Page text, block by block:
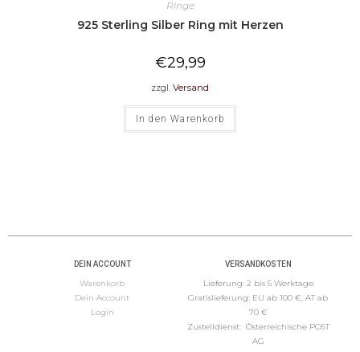
Ringe
925 Sterling Silber Ring mit Herzen
€29,99
zzgl. Versand
In den Warenkorb
DEIN ACCOUNT
Warenkorb
Dein Account
Login
VERSANDKOSTEN
Lieferung: 2 bis 5 Werktage
Gratislieferung: EU ab 100 €, AT ab
70 €
Zustelldienst: Österreichische POST
AG